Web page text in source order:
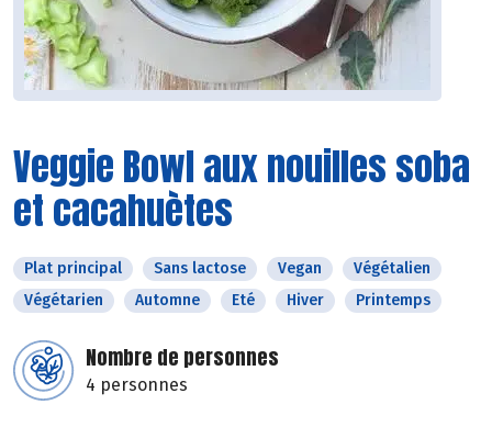
Veggie Bowl aux nouilles soba
et cacahuètes
Plat principal Sans lactose Vegan
Végétalien
Végétarien
Automne Eté Hiver Printemps
Nombre de personnes
4 personnes